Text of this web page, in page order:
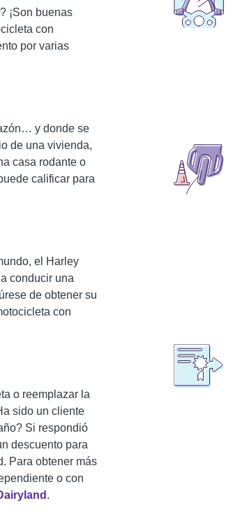
¡Son buenas
con
por varias
y donde se
de una vivienda,
casa rodante o
calificar para
el Harley
conducir una
de obtener su
con
o reemplazar la
sido un cliente
Si respondió
descuento para
Para obtener más
o con
.